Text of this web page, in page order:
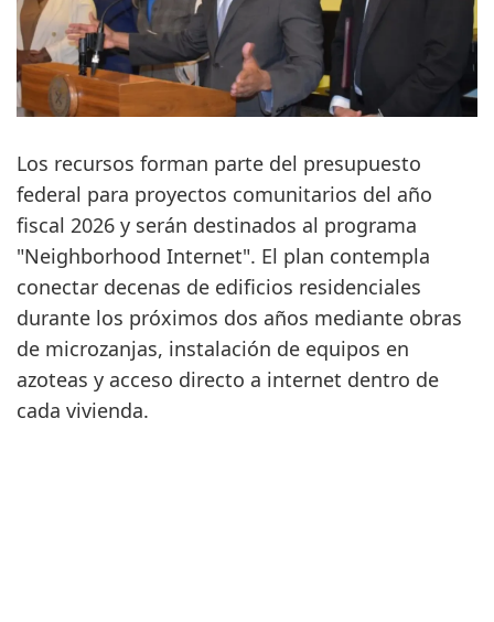
Los recursos forman parte del presupuesto
federal para proyectos comunitarios del año
fiscal 2026 y serán destinados al programa
"Neighborhood Internet". El plan contempla
conectar decenas de edificios residenciales
durante los próximos dos años mediante obras
de microzanjas, instalación de equipos en
azoteas y acceso directo a internet dentro de
cada vivienda.